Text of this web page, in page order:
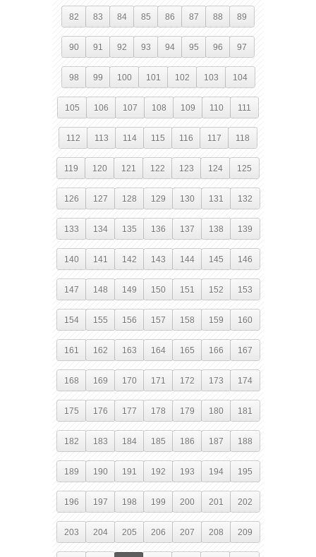
82 83 84 85 86 87 88 89
90 91 92 93 94 95 96 97
98 99 100 101 102 103 104
105 106 107 108 109 110 111
112 113 114 115 116 117 118
119 120 121 122 123 124 125
126 127 128 129 130 131 132
133 134 135 136 137 138 139
140 141 142 143 144 145 146
147 148 149 150 151 152 153
154 155 156 157 158 159 160
161 162 163 164 165 166 167
168 169 170 171 172 173 174
175 176 177 178 179 180 181
182 183 184 185 186 187 188
189 190 191 192 193 194 195
196 197 198 199 200 201 202
203 204 205 206 207 208 209